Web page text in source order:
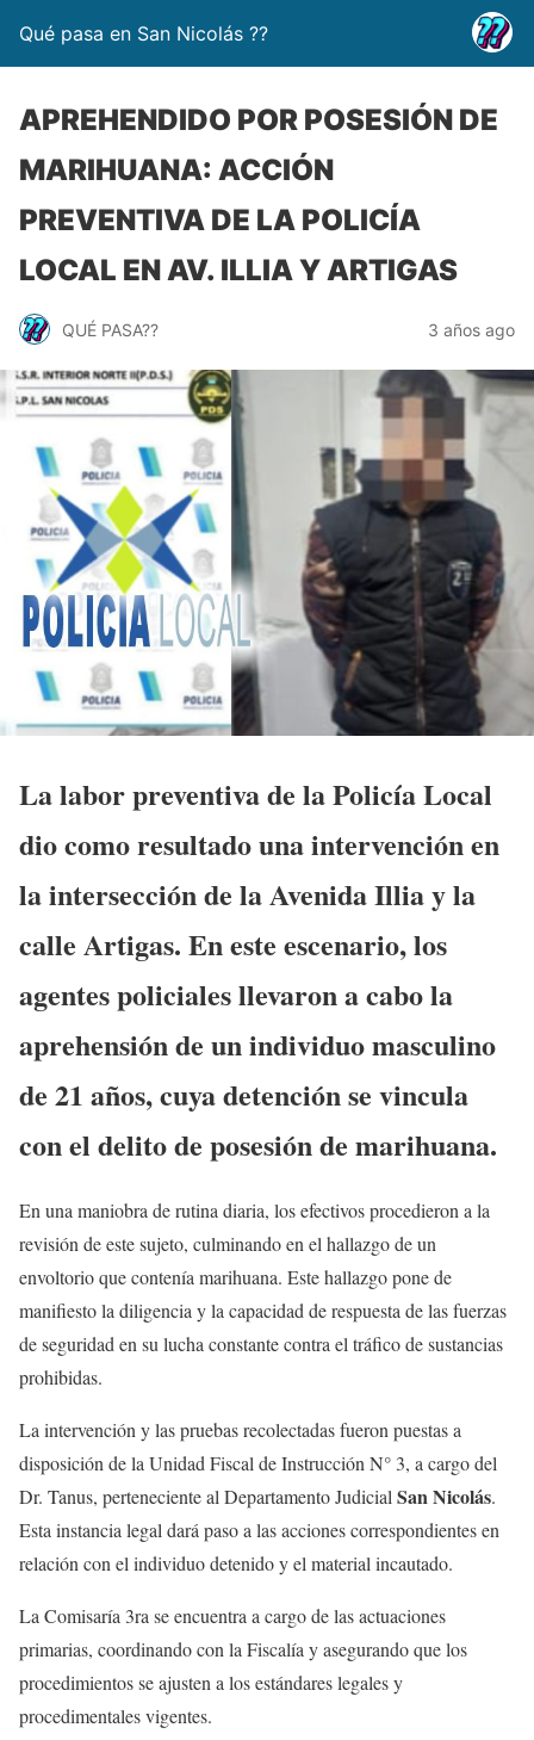
Qué pasa en San Nicolás ??
APREHENDIDO POR POSESIÓN DE
MARIHUANA: ACCIÓN
PREVENTIVA DE LA POLICÍA
LOCAL EN AV. ILLIA Y ARTIGAS
QUÉ PASA?? 3 años ago
La labor preventiva de la Policía Local
dio como resultado una intervención en
la intersección de la Avenida Illia y la
calle Artigas. En este escenario, los
agentes policiales llevaron a cabo la
aprehensión de un individuo masculino
de 21 años, cuya detención se vincula
con el delito de posesión de marihuana.
En una maniobra de rutina diaria, los efectivos procedieron a la
revisión de este sujeto, culminando en el hallazgo de un
envoltorio que contenía marihuana. Este hallazgo pone de
manifiesto la diligencia y la capacidad de respuesta de las fuerzas
de seguridad en su lucha constante contra el tráfico de sustancias
prohibidas.
La intervención y las pruebas recolectadas fueron puestas a
disposición de la Unidad Fiscal de Instrucción N° 3, a cargo del
Dr. Tanus, perteneciente al Departamento Judicial San Nicolás.
Esta instancia legal dará paso a las acciones correspondientes en
relación con el individuo detenido y el material incautado.
La Comisaría 3ra se encuentra a cargo de las actuaciones
primarias, coordinando con la Fiscalía y asegurando que los
procedimientos se ajusten a los estándares legales y
procedimentales vigentes.